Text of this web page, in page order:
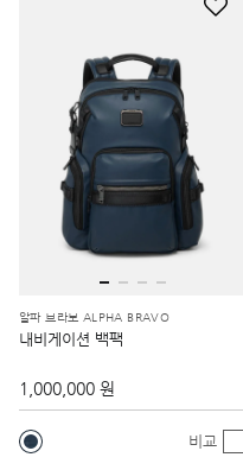
알파 브라보 ALPHA BRAVO
내비게이션 백팩
1,000,000 원
비교